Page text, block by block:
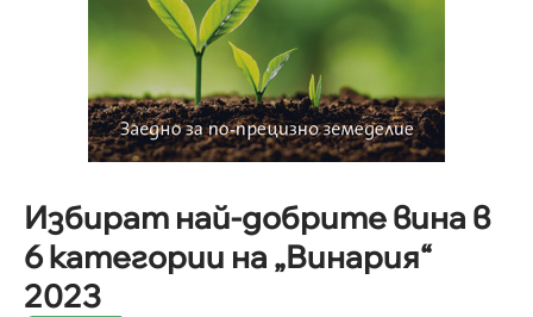
Избират най-добрите вина в
6 категории на „Винария“
2023